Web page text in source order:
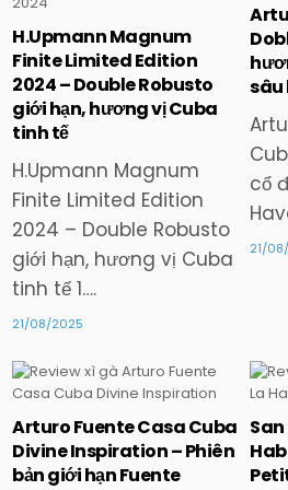
in
H.Upmann Magnum
Finite Limited Edition
2024 – Double Robusto
giới hạn, hương vị Cuba
tinh tế
H.Upmann Magnum
Finite Limited Edition
2024 – Double Robusto
giới hạn, hương vị Cuba
tinh tế 1….
21/08/2025
sâu
cổ
21/
Posted
in
Arturo Fuente Casa Cuba
Divine Inspiration – Phiên
bản giới hạn Fuente